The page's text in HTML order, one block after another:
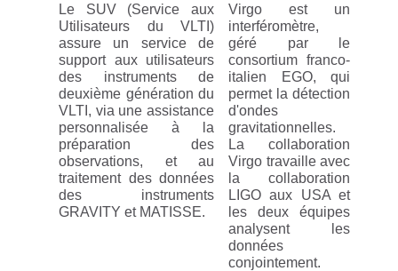
Le SUV (Service aux
Utilisateurs du VLTI)
assure un service de
support aux utilisateurs
des instruments de
deuxième génération du
VLTI, via une assistance
personnalisée à la
préparation des
observations, et au
traitement des données
des instruments
GRAVITY et MATISSE.
Virgo est un
interféromètre,
géré par le
consortium franco-
italien EGO, qui
permet la détection
d'ondes
gravitationnelles.
La collaboration
Virgo travaille avec
la collaboration
LIGO aux USA et
les deux équipes
analysent les
données
conjointement.